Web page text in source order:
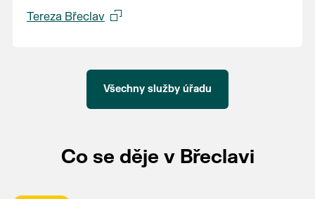
Tereza Břeclav
Všechny služby úřadu
Co se děje v Břeclavi